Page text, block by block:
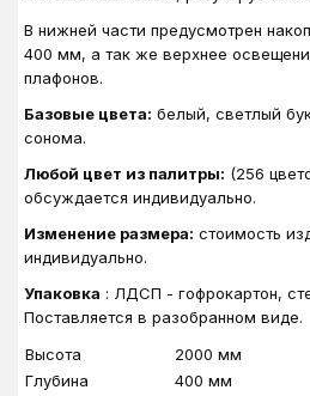
В нижней части предусмотрен
400 мм, а так же верхнее
плафонов.
Базовые цвета: белый, светлый
сонома.
Любой цвет из палитры: (256
обсуждается индивидуально.
Изменение размера: стоимость
индивидуально.
Упаковка : ЛДСП - гофрокартон,
Поставляется в разобранном виде.
Высота
2000 мм
Глубина
400 мм